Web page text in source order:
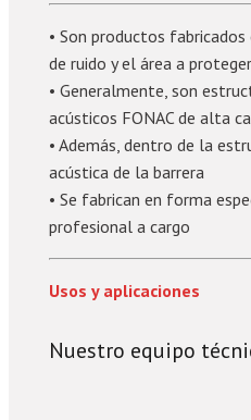
• Son productos
de ruido y el área a proteger
• Generalmente, son
acústicos FONAC de alta
• Además, dentro de la
acústica de la barrera
• Se fabrican en forma
profesional a cargo
Usos y aplicaciones
Nuestro equipo